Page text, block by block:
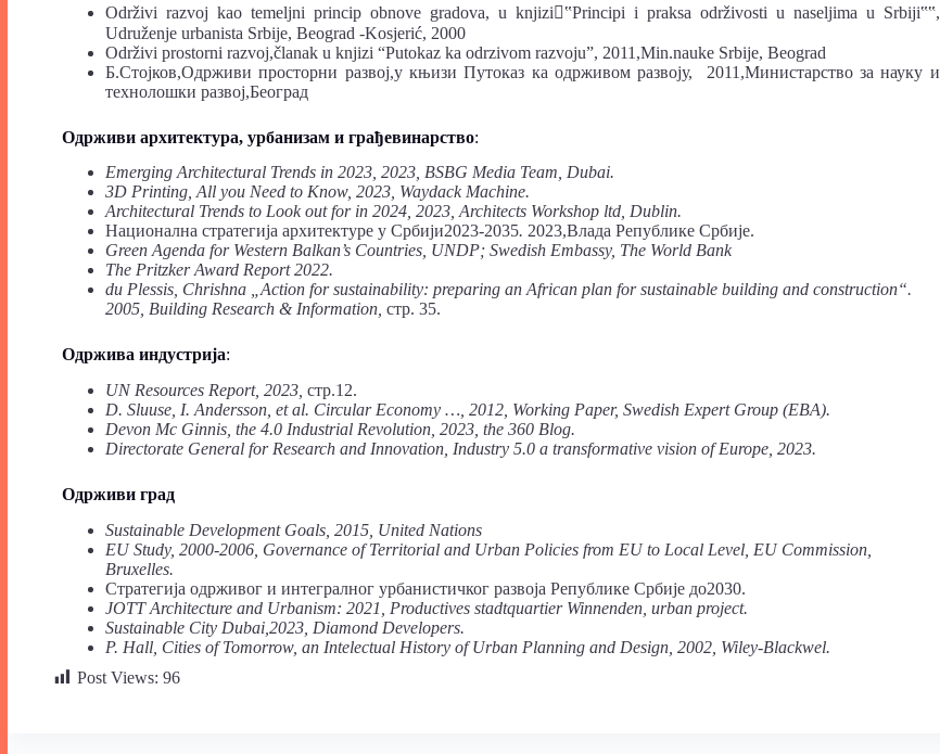
Održivi razvoj kao temeljni princip obnove gradova, u knjizi‟Principi i praksa održivosti u naseljima u Srbiji‟‟,
Udruženje urbanista Srbije, Beograd -Kosjerić, 2000
Održivi prostorni razvoj,članak u knjizi “Putokaz ka odrzivom razvoju”, 2011,Min.nauke Srbije, Beograd
Б.Стојков,Одрживи просторни развој,у књизи Путоказ ка одрживом развоју, 2011,Министарство за науку и
технолошки развој,Београд
Одрживи архитектура, урбанизам и грађевинарство:
Emerging Architectural Trends in 2023, 2023, BSBG Media Team, Dubai.
3D Printing, All you Need to Know, 2023, Waydack Machine.
Architectural Trends to Look out for in 2024, 2023, Architects Workshop ltd, Dublin.
Национална стратегија архитектуре у Србији2023-2035. 2023,Влада Републике Србије.
Green Agenda for Western Balkan’s Countries, UNDP; Swedish Embassy, The World Bank
The Pritzker Award Report 2022.
du Plessis, Chrishna „Action for sustainability: preparing an African plan for sustainable building and construction“.
2005, Building Research & Information, стр. 35.
Одржива индустрија:
UNResources Report, 2023, стр.12.
D. Sluuse, I. Andersson, et al. Circular Economy …, 2012, Working Paper, Swedish Expert Group (EBA).
Devon Mc Ginnis, the 4.0 Industrial Revolution, 2023, the 360 Blog.
Directorate General for Research and Innovation, Industry 5.0 a transformative vision of Europe, 2023.
Одрживи град
Sustainable Development Goals, 2015, United Nations
EU Study, 2000-2006, Governance of Territorial and Urban Policies from EU to Local Level, EU Commission,
Bruxelles.
Стратегија одрживог и интегралног урбанистичког развоја Републике Србије до2030.
ЈOTT Architecture and Urbanism: 2021, Productives stadtquartier Winnenden, urban project.
Sustainable City Dubai,2023, Diamond Developers.
P. Hall, Cities of Tomorrow, an Intelectual History of Urban Planning and Design, 2002, Wiley-Blackwel.
Post Views: 96